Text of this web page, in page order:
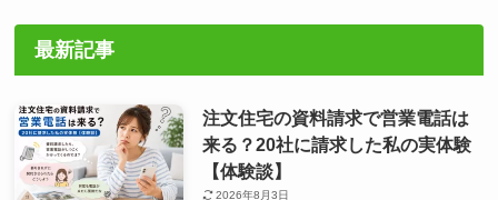
最新記事
注文住宅の資料請求で営業電話は
来る？20社に請求した私の実体験
【体験談】
2026年8月3日